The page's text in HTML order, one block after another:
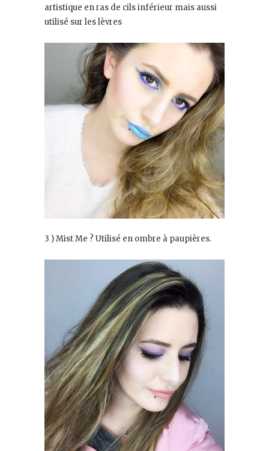
artistique en ras de cils inférieur mais aussi
utilisé sur les lèvres
3 ) Mist Me ? Utilisé en ombre à paupières.